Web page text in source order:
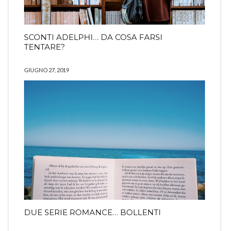
SCONTI ADELPHI… DA COSA FARSI
TENTARE?
GIUGNO 27, 2019
DUE SERIE ROMANCE… BOLLENTI